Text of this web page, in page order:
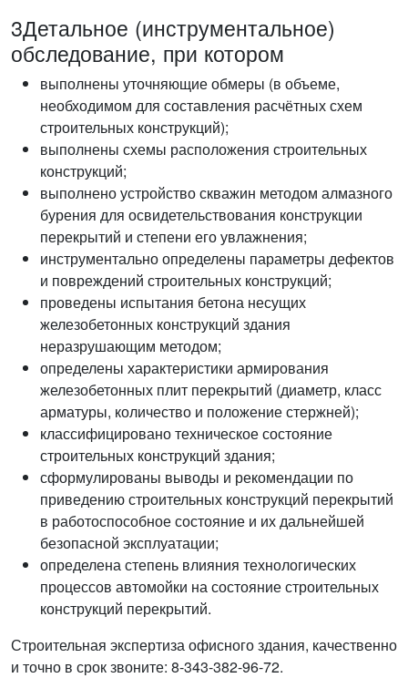
3Детальное (инструментальное)
обследование, при котором
выполнены уточняющие обмеры (в объеме,
необходимом для составления расчётных схем
строительных конструкций);
выполнены схемы расположения строительных
конструкций;
выполнено устройство скважин методом алмазного
бурения для освидетельствования конструкции
перекрытий и степени его увлажнения;
инструментально определены параметры дефектов
и повреждений строительных конструкций;
проведены испытания бетона несущих
железобетонных конструкций здания
неразрушающим методом;
определены характеристики армирования
железобетонных плит перекрытий (диаметр, класс
арматуры, количество и положение стержней);
классифицировано техническое состояние
строительных конструкций здания;
сформулированы выводы и рекомендации по
приведению строительных конструкций перекрытий
в работоспособное состояние и их дальнейшей
безопасной эксплуатации;
определена степень влияния технологических
процессов автомойки на состояние строительных
конструкций перекрытий.
Строительная экспертиза офисного здания, качественно
и точно в срок звоните: 8-343-382-96-72.